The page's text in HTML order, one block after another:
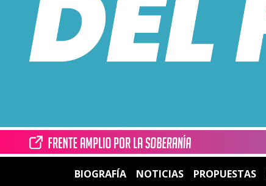
BIOGRAFÍA NOTICIAS PROPUESTAS